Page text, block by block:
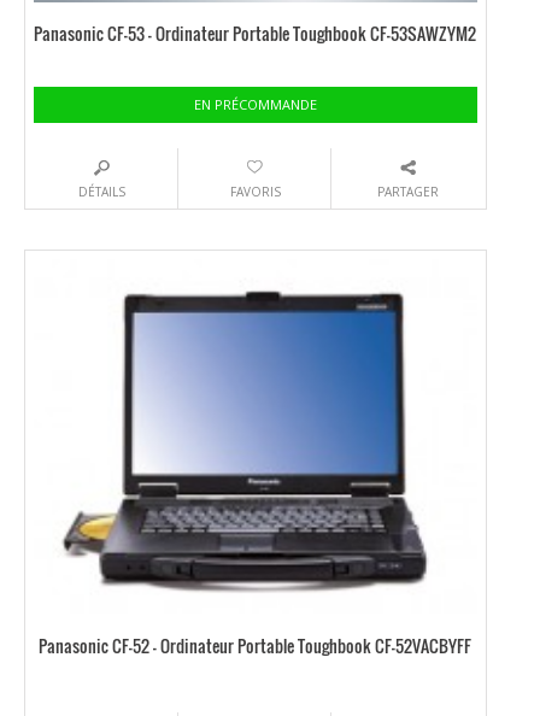
Panasonic CF-53 – Ordinateur Portable Toughbook CF-53SAWZYM2
EN PRÉCOMMANDE
DÉTAILS FAVORIS PARTAGER
Panasonic CF-52 – Ordinateur Portable Toughbook CF-52VACBYFF